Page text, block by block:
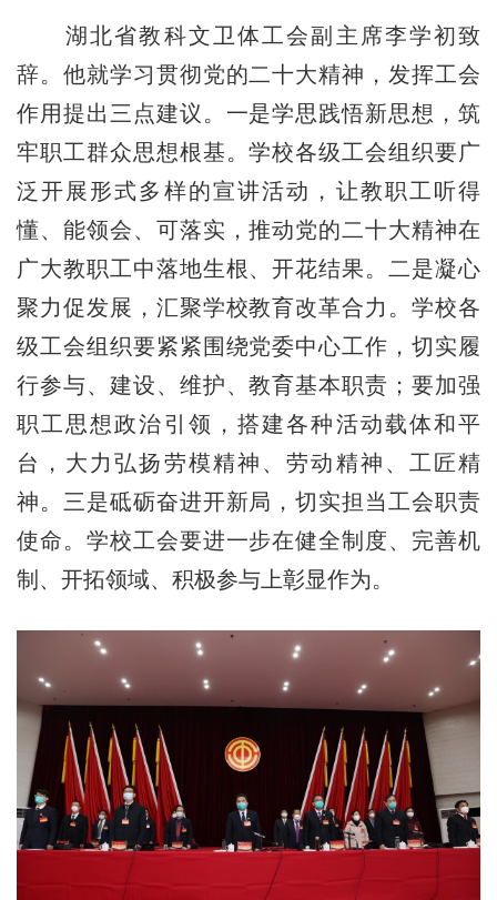
湖北省教科文卫体工会副主席李学初致
辞。他就学习贯彻党的二十大精神，发挥工会
作用提出三点建议。一是学思践悟新思想，筑
牢职工群众思想根基。学校各级工会组织要广
泛开展形式多样的宣讲活动，让教职工听得
懂、能领会、可落实，推动党的二十大精神在
广大教职工中落地生根、开花结果。二是凝心
聚力促发展，汇聚学校教育改革合力。学校各
级工会组织要紧紧围绕党委中心工作，切实履
行参与、建设、维护、教育基本职责；要加强
职工思想政治引领，搭建各种活动载体和平
台，大力弘扬劳模精神、劳动精神、工匠精
神。三是砥砺奋进开新局，切实担当工会职责
使命。学校工会要进一步在健全制度、完善机
制、开拓领域、积极参与上彰显作为。